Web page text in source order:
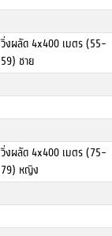
วิ่งผลัด 4x400 เมตร (55-
59) ชาย
วิ่งผลัด 4x400 เมตร (75-
79) หญิง